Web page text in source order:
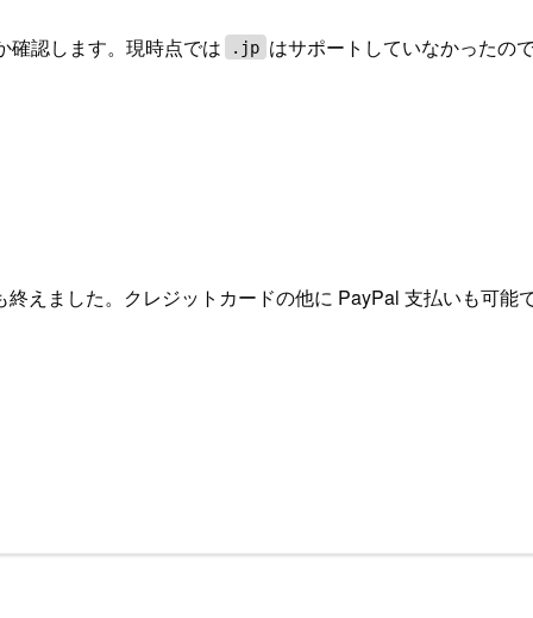
確認します。現時点では .jp はサポートしていなかったの
えました。クレジットカードの他に PayPal 支払いも可能